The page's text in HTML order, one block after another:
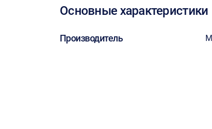
Основные характеристики
Производитель